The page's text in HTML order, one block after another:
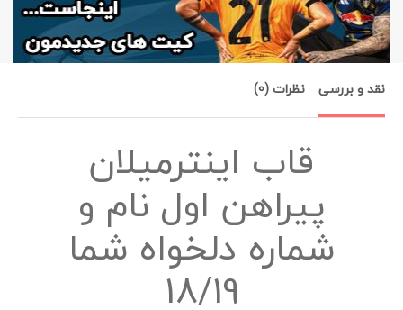
نقد و بررسی نظرات (0)
قاب اینترمیلان
پیراهن اول نام و
شماره دلخواه شما
18/19